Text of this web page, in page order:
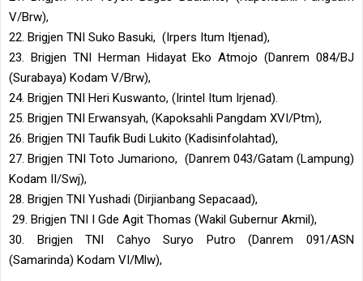
V/Brw),
22. Brigjen TNI Suko Basuki, (Irpers Itum Itjenad),
23. Brigjen TNI Herman Hidayat Eko Atmojo (Danrem 084/BJ
(Surabaya) Kodam V/Brw),
24. Brigjen TNI Heri Kuswanto, (Irintel Itum Irjenad).
25. Brigjen TNI Erwansyah, (Kapoksahli Pangdam XVI/Ptm),
26. Brigjen TNI Taufik Budi Lukito (Kadisinfolahtad),
27. Brigjen TNI Toto Jumariono, (Danrem 043/Gatam (Lampung)
Kodam II/Swj),
28. Brigjen TNI Yushadi (Dirjianbang Sepacaad),
29. Brigjen TNI I Gde Agit Thomas (Wakil Gubernur Akmil),
30. Brigjen TNI Cahyo Suryo Putro (Danrem 091/ASN
(Samarinda) Kodam VI/Mlw),